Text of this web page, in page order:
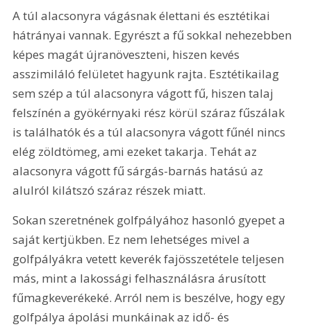
A túl alacsonyra vágásnak élettani és esztétikai
hátrányai vannak. Egyrészt a fű sokkal nehezebben
képes magát újranöveszteni, hiszen kevés
asszimiláló felületet hagyunk rajta. Esztétikailag
sem szép a túl alacsonyra vágott fű, hiszen talaj
felszínén a gyökérnyaki rész körül száraz fűszálak
is találhatók és a túl alacsonyra vágott fűnél nincs
elég zöldtömeg, ami ezeket takarja. Tehát az
alacsonyra vágott fű sárgás-barnás hatású az
alulról kilátszó száraz részek miatt.
Sokan szeretnének golfpályához hasonló gyepet a
saját kertjükben. Ez nem lehetséges mivel a
golfpályákra vetett keverék fajösszetétele teljesen
más, mint a lakossági felhasználásra árusított
fűmagkeverékeké. Arról nem is beszélve, hogy egy
golfpálya ápolási munkáinak az idő- és